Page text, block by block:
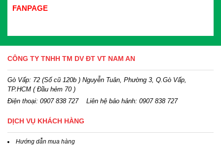
FANPAGE
CÔNG TY TNHH TM DV ĐT VT NAM AN
Gò Vấp: 72 (Số cũ 120b ) Nguyễn Tuân, Phường 3, Q.Gò Vấp,
TP.HCM ( Đầu hẻm 70 )
Điện thoại: 0907 838 727Liên hệ bảo hảnh: 0907 838 727
DỊCH VỤ KHÁCH HÀNG
Hướng dẫn mua hàng